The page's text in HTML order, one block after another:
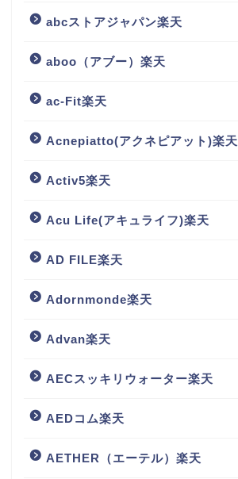
abcストアジャパン楽天
aboo（アブー）楽天
ac-Fit楽天
Acnepiatto(アクネピアット)楽天
Activ5楽天
Acu Life(アキュライフ)楽天
AD FILE楽天
Adornmonde楽天
Advan楽天
AECスッキリウォーター楽天
AEDコム楽天
AETHER（エーテル）楽天